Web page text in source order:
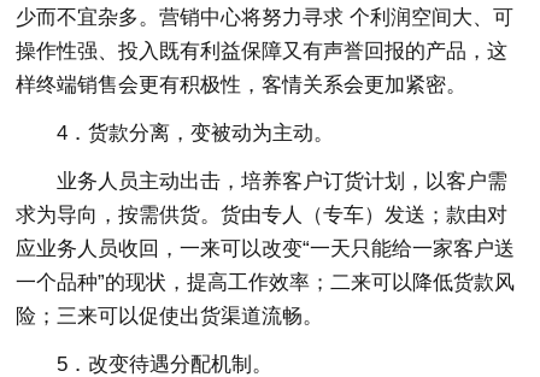
少而不宜杂多。营销中心将努力寻求 个利润空间大、可
操作性强、投入既有利益保障又有声誉回报的产品，这
样终端销售会更有积极性，客情关系会更加紧密。
4．货款分离，变被动为主动。
业务人员主动出击，培养客户订货计划，以客户需
求为导向，按需供货。货由专人（专车）发送；款由对
应业务人员收回，一来可以改变“一天只能给一家客户送
一个品种”的现状，提高工作效率；二来可以降低货款风
险；三来可以促使出货渠道流畅。
5．改变待遇分配机制。